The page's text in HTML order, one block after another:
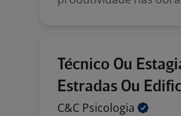
Técnico Ou
Estradas Ou
C&C Psicologia